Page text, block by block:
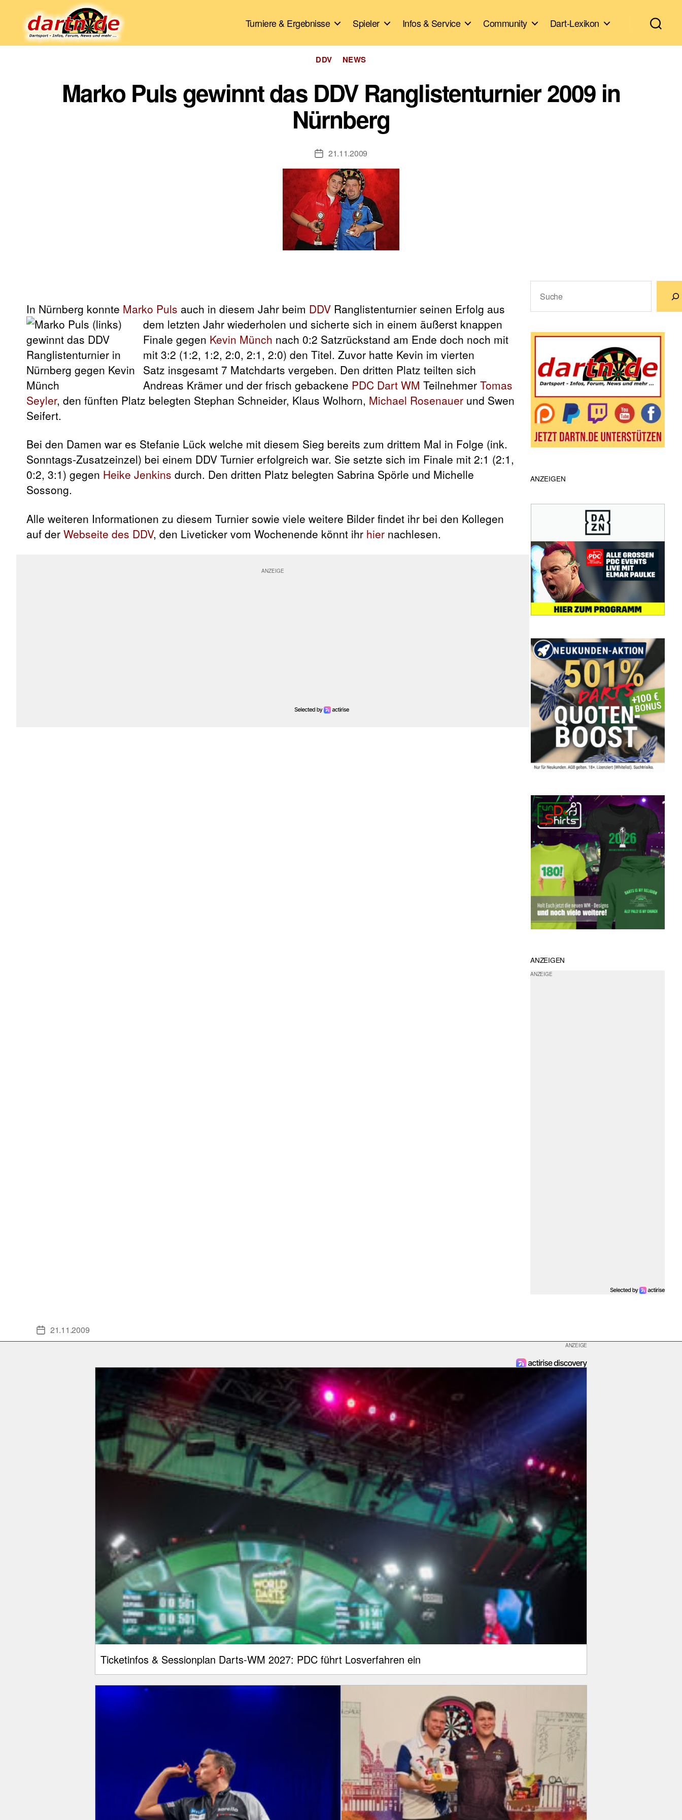
Turniere & Ergebnisse Spieler Infos & Service Community Dart-Lexikon
Kategorien
DDV NEWS
Marko Puls gewinnt das DDV Ranglistenturnier 2009 in
Nürnberg
Veröffentlichungsdatum
21.11.2009
In Nürnberg konnte Marko Puls auch in diesem Jahr beim DDV Ranglistenturnier seinen Erfolg aus
dem letzten Jahr wiederholen und sicherte sich in einem äußerst knappen
Finale gegen Kevin Münch nach 0:2 Satzrückstand am Ende doch noch mit
mit 3:2 (1:2, 1:2, 2:0, 2:1, 2:0) den Titel. Zuvor hatte Kevin im vierten
Satz insgesamt 7 Matchdarts vergeben. Den dritten Platz teilten sich
Andreas Krämer und der frisch gebackene PDC Dart WM Teilnehmer Tomas
Seyler, den fünften Platz belegten Stephan Schneider, Klaus Wolhorn, Michael Rosenauer und Swen
Seifert.
Bei den Damen war es Stefanie Lück welche mit diesem Sieg bereits zum drittem Mal in Folge (ink.
Sonntags-Zusatzeinzel) bei einem DDV Turnier erfolgreich war. Sie setzte sich im Finale mit 2:1 (2:1,
0:2, 3:1) gegen Heike Jenkins durch. Den dritten Platz belegten Sabrina Spörle und Michelle
Sossong.
Alle weiteren Informationen zu diesem Turnier sowie viele weitere Bilder findet ihr bei den Kollegen
auf der Webseite des DDV, den Liveticker vom Wochenende könnt ihr hier nachlesen.
ANZEIGEN
ANZEIGEN
Veröffentlichungsdatum
21.11.2009
Ticketinfos & Sessionplan Darts-WM 2027: PDC führt Losverfahren ein